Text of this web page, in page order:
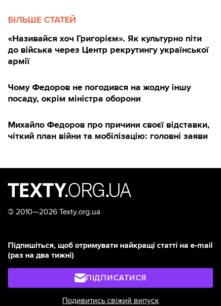
БІЛЬШЕ СТАТЕЙ
«Називайся хоч Григорієм». Як культурно піти
до війська через Центр рекрутингу української
армії
Чому Федоров не погодився на жодну іншу
посаду, окрім міністра оборони
Михайло Федоров про причини своєї відставки,
чіткий план війни та мобілізацію: головні заяви
© 2010—2026 Texty.org.ua
Підпишіться, щоб отримувати найкращі статті на e-mail
(раз на два тижні)
ПІДПИСАТИСЯ
Подивитись свіжий випуск